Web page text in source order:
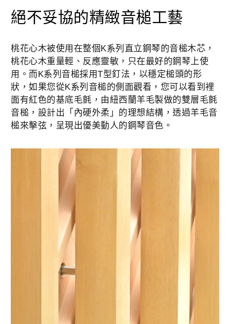
絕不妥協的精緻音槌工藝
桃花心木被使用在整個K系列直立鋼琴的音槌木芯，
桃花心木重量輕、反應靈敏，只在最好的鋼琴上使
用。而K系列音槌採用T型釘法，以穩定槌頭的形
狀，如果您從K系列音槌的側面觀看，您可以看到裡
面有紅色的基底毛氈，由紐西蘭羊毛製做的雙層毛氈
音槌，設計出「內硬外柔」的理想結構，透過羊毛音
槌來擊弦，呈現出優美動人的鋼琴音色。